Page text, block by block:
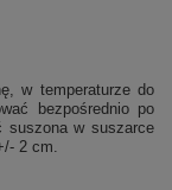
w temperaturze do
bezpośrednio po
suszona w suszarce
2 cm.